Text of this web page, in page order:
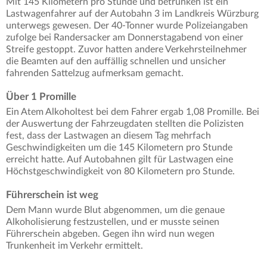
Lastwagenfahrer auf der Autobahn 3 im Landkreis Würzburg
unterwegs gewesen. Der 40-Tonner wurde Polizeiangaben
zufolge bei Randersacker am Donnerstagabend von einer
Streife gestoppt. Zuvor hatten andere Verkehrsteilnehmer
die Beamten auf den auffällig schnellen und unsicher
fahrenden Sattelzug aufmerksam gemacht.
Über 1 Promille
Ein Atem Alkoholtest bei dem Fahrer ergab 1,08 Promille. Bei
der Auswertung der Fahrzeugdaten stellten die Polizisten
fest, dass der Lastwagen an diesem Tag mehrfach
Geschwindigkeiten um die 145 Kilometern pro Stunde
erreicht hatte. Auf Autobahnen gilt für Lastwagen eine
Höchstgeschwindigkeit von 80 Kilometern pro Stunde.
Führerschein ist weg
Dem Mann wurde Blut abgenommen, um die genaue
Alkoholisierung festzustellen, und er musste seinen
Führerschein abgeben. Gegen ihn wird nun wegen
Trunkenheit im Verkehr ermittelt.